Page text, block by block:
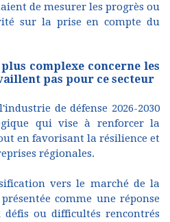
de mesurer les progrès ou
sur la prise en compte du
complexe concerne les
pas pour ce secteur
de défense 2026-2030
qui vise à renforcer la
en favorisant la résilience et
régionales.
vers le marché de la
comme une réponse
ou difficultés rencontrés